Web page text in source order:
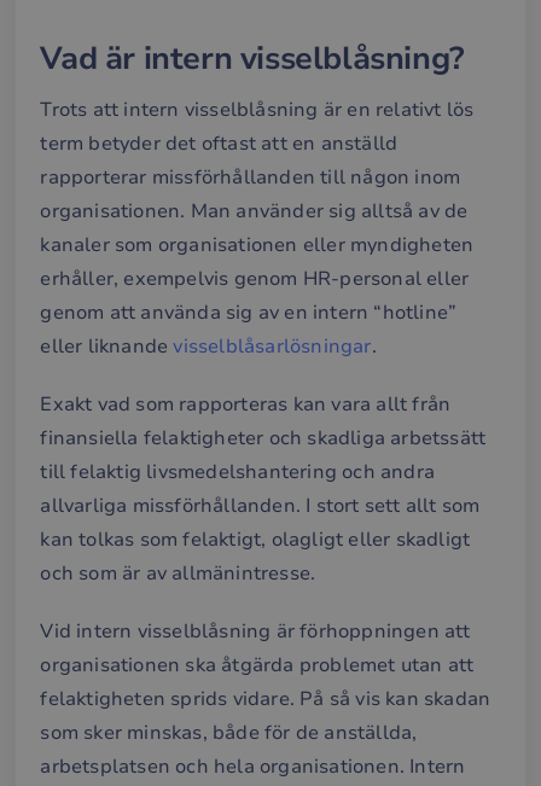
Vad är intern visselblåsning?
Trots att intern visselblåsning är en relativt lös
term betyder det oftast att en anställd
rapporterar missförhållanden till någon inom
organisationen. Man använder sig alltså av de
kanaler som organisationen eller myndigheten
erhåller, exempelvis genom HR-personal eller
genom att använda sig av en intern “hotline”
eller liknandevisselblåsarlösningar.
Exakt vad som rapporteras kan vara allt från
finansiella felaktigheter och skadliga arbetssätt
till felaktig livsmedelshantering och andra
allvarliga missförhållanden. I stort sett allt som
kan tolkas som felaktigt, olagligt eller skadligt
och som är av allmänintresse.
Vid intern visselblåsning är förhoppningen att
organisationen ska åtgärda problemet utan att
felaktigheten sprids vidare. På så vis kan skadan
som sker minskas, både för de anställda,
arbetsplatsen och hela organisationen. Intern